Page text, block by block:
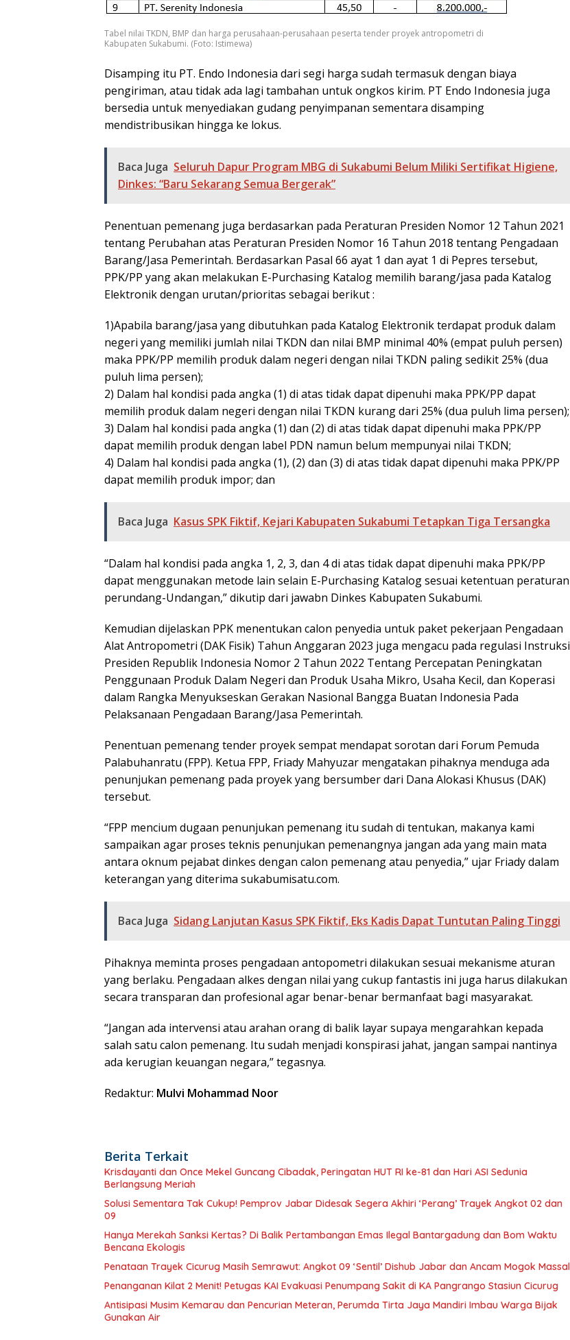
Tabel nilai TKDN, BMP dan harga perusahaan-perusahaan peserta tender proyek antropometri di
Kabupaten Sukabumi. (Foto: Istimewa)
Disamping itu PT. Endo Indonesia dari segi harga sudah termasuk dengan biaya
pengiriman, atau tidak ada lagi tambahan untuk ongkos kirim. PT Endo Indonesia juga
bersedia untuk menyediakan gudang penyimpanan sementara disamping
mendistribusikan hingga ke lokus.
Baca Juga Seluruh Dapur Program MBG di Sukabumi Belum Miliki Sertifikat Higiene,
Dinkes: “Baru Sekarang Semua Bergerak”
Penentuan pemenang juga berdasarkan pada Peraturan Presiden Nomor 12 Tahun 2021
tentang Perubahan atas Peraturan Presiden Nomor 16 Tahun 2018 tentang Pengadaan
Barang/Jasa Pemerintah. Berdasarkan Pasal 66 ayat 1 dan ayat 1 di Pepres tersebut,
PPK/PP yang akan melakukan E-Purchasing Katalog memilih barang/jasa pada Katalog
Elektronik dengan urutan/prioritas sebagai berikut :
1)Apabila barang/jasa yang dibutuhkan pada Katalog Elektronik terdapat produk dalam
negeri yang memiliki jumlah nilai TKDN dan nilai BMP minimal 40% (empat puluh persen)
maka PPK/PP memilih produk dalam negeri dengan nilai TKDN paling sedikit 25% (dua
puluh lima persen);
2) Dalam hal kondisi pada angka (1) di atas tidak dapat dipenuhi maka PPK/PP dapat
memilih produk dalam negeri dengan nilai TKDN kurang dari 25% (dua puluh lima persen);
3) Dalam hal kondisi pada angka (1) dan (2) di atas tidak dapat dipenuhi maka PPK/PP
dapat memilih produk dengan label PDN namun belum mempunyai nilai TKDN;
4) Dalam hal kondisi pada angka (1), (2) dan (3) di atas tidak dapat dipenuhi maka PPK/PP
dapat memilih produk impor; dan
Baca Juga Kasus SPK Fiktif, Kejari Kabupaten Sukabumi Tetapkan Tiga Tersangka
“Dalam hal kondisi pada angka 1, 2, 3, dan 4 di atas tidak dapat dipenuhi maka PPK/PP
dapat menggunakan metode lain selain E-Purchasing Katalog sesuai ketentuan peraturan
perundang-Undangan,” dikutip dari jawabn Dinkes Kabupaten Sukabumi.
Kemudian dijelaskan PPK menentukan calon penyedia untuk paket pekerjaan Pengadaan
Alat Antropometri (DAK Fisik) Tahun Anggaran 2023 juga mengacu pada regulasi Instruksi
Presiden Republik Indonesia Nomor 2 Tahun 2022 Tentang Percepatan Peningkatan
Penggunaan Produk Dalam Negeri dan Produk Usaha Mikro, Usaha Kecil, dan Koperasi
dalam Rangka Menyukseskan Gerakan Nasional Bangga Buatan Indonesia Pada
Pelaksanaan Pengadaan Barang/Jasa Pemerintah.
Penentuan pemenang tender proyek sempat mendapat sorotan dari Forum Pemuda
Palabuhanratu (FPP). Ketua FPP, Friady Mahyuzar mengatakan pihaknya menduga ada
penunjukan pemenang pada proyek yang bersumber dari Dana Alokasi Khusus (DAK)
tersebut.
“FPP mencium dugaan penunjukan pemenang itu sudah di tentukan, makanya kami
sampaikan agar proses teknis penunjukan pemenangnya jangan ada yang main mata
antara oknum pejabat dinkes dengan calon pemenang atau penyedia,” ujar Friady dalam
keterangan yang diterima sukabumisatu.com.
Baca Juga Sidang Lanjutan Kasus SPK Fiktif, Eks Kadis Dapat Tuntutan Paling Tinggi
Pihaknya meminta proses pengadaan antopometri dilakukan sesuai mekanisme aturan
yang berlaku. Pengadaan alkes dengan nilai yang cukup fantastis ini juga harus dilakukan
secara transparan dan profesional agar benar-benar bermanfaat bagi masyarakat.
“Jangan ada intervensi atau arahan orang di balik layar supaya mengarahkan kepada
salah satu calon pemenang. Itu sudah menjadi konspirasi jahat, jangan sampai nantinya
ada kerugian keuangan negara,” tegasnya.
Redaktur: Mulvi Mohammad Noor
Berita Terkait
Krisdayanti dan Once Mekel Guncang Cibadak, Peringatan HUT RI ke-81 dan Hari ASI Sedunia
Berlangsung Meriah
Solusi Sementara Tak Cukup! Pemprov Jabar Didesak Segera Akhiri ‘Perang’ Trayek Angkot 02 dan
09
Hanya Merekah Sanksi Kertas? Di Balik Pertambangan Emas Ilegal Bantargadung dan Bom Waktu
Bencana Ekologis
Penataan Trayek Cicurug Masih Semrawut: Angkot 09 ‘Sentil’ Dishub Jabar dan Ancam Mogok Massal
Penanganan Kilat 2 Menit! Petugas KAI Evakuasi Penumpang Sakit di KA Pangrango Stasiun Cicurug
Antisipasi Musim Kemarau dan Pencurian Meteran, Perumda Tirta Jaya Mandiri Imbau Warga Bijak
Gunakan Air